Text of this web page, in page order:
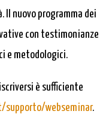
nuovo programma dei
con testimonianze
e metodologici.
è sufficiente
supporto/webseminar.